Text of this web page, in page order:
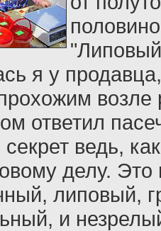
я у
ответил
ведь,
делу. Это
липовый,
и